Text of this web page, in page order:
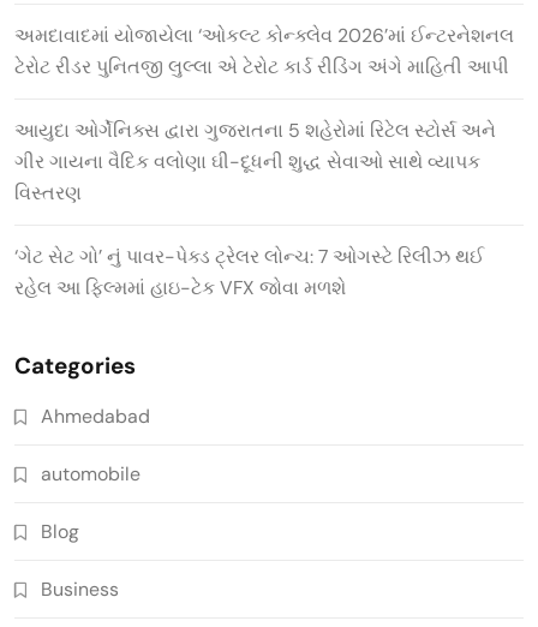
અમદાવાદમાં યોજાયેલા ‘ઓકલ્ટ કોન્ક્લેવ 2026’માં ઈન્ટરનેશનલ
ટેરોટ રીડર પુનિતજી લુલ્લા એ ટેરોટ કાર્ડ રીડિંગ અંગે માહિતી આપી
આયુદા ઓર્ગેનિક્સ દ્વારા ગુજરાતના 5 શહેરોમાં રિટેલ સ્ટોર્સ અને
ગીર ગાયના વૈદિક વલોણા ઘી-દૂધની શુદ્ધ સેવાઓ સાથે વ્યાપક
વિસ્તરણ
‘ગેટ સેટ ગો’ નું પાવર-પેક્ડ ટ્રેલર લોન્ચ: 7 ઓગસ્ટે રિલીઝ થઈ
રહેલ આ ફિલ્મમાં હાઇ-ટેક VFX જોવા મળશે
Categories
Ahmedabad
automobile
Blog
Business